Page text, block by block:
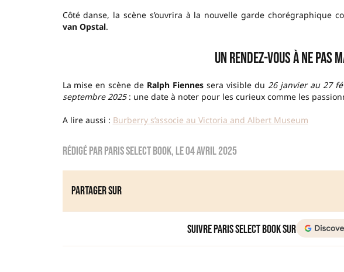
Côté danse, la scène s’ouvrira à la nouvelle garde chorégraphique
van Opstal.
Un rendez-vous à ne pas
La mise en scène de Ralph Fiennes sera visible du26 janvier au 27
septembre 2025: une date à noter pour les curieux comme les
A lire aussi : Burberry s’associe au Victoria and Albert Museum
Rédigé parParis Select Book, le04 avril 2025
Partager sur
Suivre Paris Select Book sur